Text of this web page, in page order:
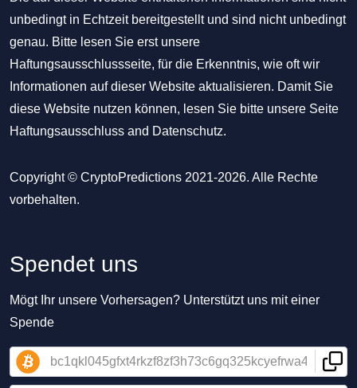
unbedingt in Echtzeit bereitgestellt und sind nicht unbedingt
genau. Bitte lesen Sie erst unsere
Haftungsausschlussseite, für die Erkenntnis, wie oft wir
Informationen auf dieser Website aktualisieren. Damit Sie
diese Website nutzen können, lesen Sie bitte unsere Seite
Haftungsausschluss and Datenschutz.
Copyright © CryptoPredictions 2021-2026. Alle Rechte
vorbehalten.
Spendet uns
Mögt Ihr unsere Vorhersagen? Unterstützt uns mit einer
Spende